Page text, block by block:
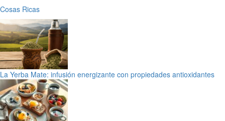
Cosas Ricas
La Yerba Mate: infusión energizante con propiedades antioxidantes